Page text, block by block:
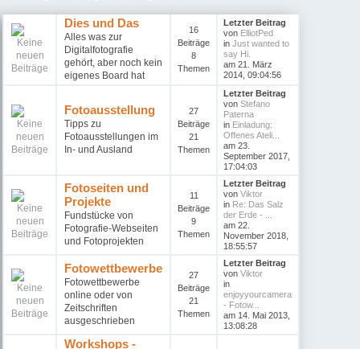
Dies und Das
Alles was zur
Digitalfotografie
gehört, aber noch kein
eigenes Board hat
16
Beiträge
8
Themen
Letzter Beitrag
von ElliotPed
inJust wanted to
say Hi.
am 21. März
2014, 09:04:56
Fotoausstellung
Tipps zu
Fotoausstellungen im
In- und Ausland
27
Beiträge
21
Themen
Letzter Beitrag
vonStefano
Paterna
in Einladung:
Offenes Ateli...
am 23.
September 2017,
17:04:03
Fotoseiten und
Projekte
Fundstücke von
Fotografie-Webseiten
und Fotoprojekten
11
Beiträge
9
Themen
Letzter Beitrag
vonViktor
in Re: Das Salz
der Erde - ...
am 22.
November 2018,
18:55:57
Fotowettbewerbe
Fotowettbewerbe
online oder von
Zeitschriften
ausgeschrieben
27
Beiträge
21
Themen
Letzter Beitrag
vonViktor
in
enjoyyourcamera
- Fotow...
am 14. Mai 2013,
13:08:28
Workshops -